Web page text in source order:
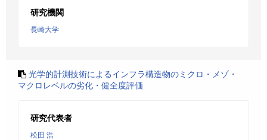
研究機関
長崎大学
光学的計測技術によるインフラ構造物のミクロ・メゾ・
マクロレベルの劣化・健全度評価
研究代表者
松田 浩